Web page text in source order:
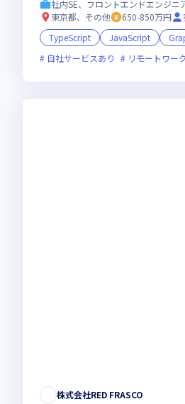
社内SE、フロントエンドエンジニ
東京都、その他
650-850万円
TypeScript
JavaScript
自社サービスあり
リモートワー
株式会社RED FRASCO